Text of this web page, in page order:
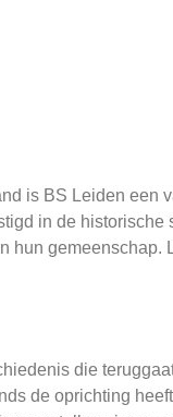
is BS Leiden een
in de historische
hun gemeenschap.
die
de oprichting